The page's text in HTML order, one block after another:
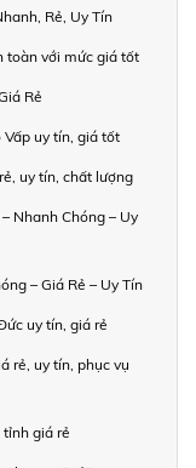
Rẻ, Uy Tín
toàn với mức giá tốt
Rẻ
uy tín, giá tốt
uy tín, chất lượng
Nhanh Chóng – Uy
– Giá Rẻ – Uy Tín
uy tín, giá rẻ
rẻ, uy tín, phục vụ
giá rẻ